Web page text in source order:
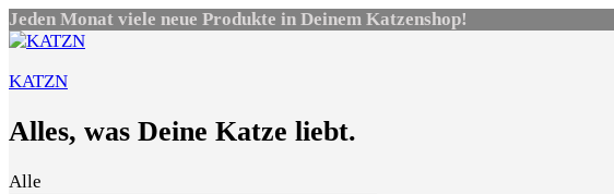
Jeden Monat viele neue Produkte in Deinem Katzenshop!
KATZN
Alles, was Deine Katze liebt.
Alle